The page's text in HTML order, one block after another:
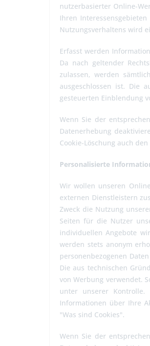
nutzerbasierter Online-
Ihren
Nutzungsverhaltens wird
Erfasst werden
Da nach geltender
zulassen, werden
ausgeschlossen ist. Die
gesteuerten Einblendung
Wenn Sie der
Datenerhebung
Cookie-Löschung auch
Personalisierte
Wir wollen unseren
externen Dienstleistern
Zweck die Nutzung
Seiten für die Nutzer
individuellen Angebote
werden stets anonym
personenbezogenen
Die aus technischen
von Werbung verwendet.
unter unserer Kontrolle.
Informationen über Ihre
"Was sind Cookies".
Wenn Sie der